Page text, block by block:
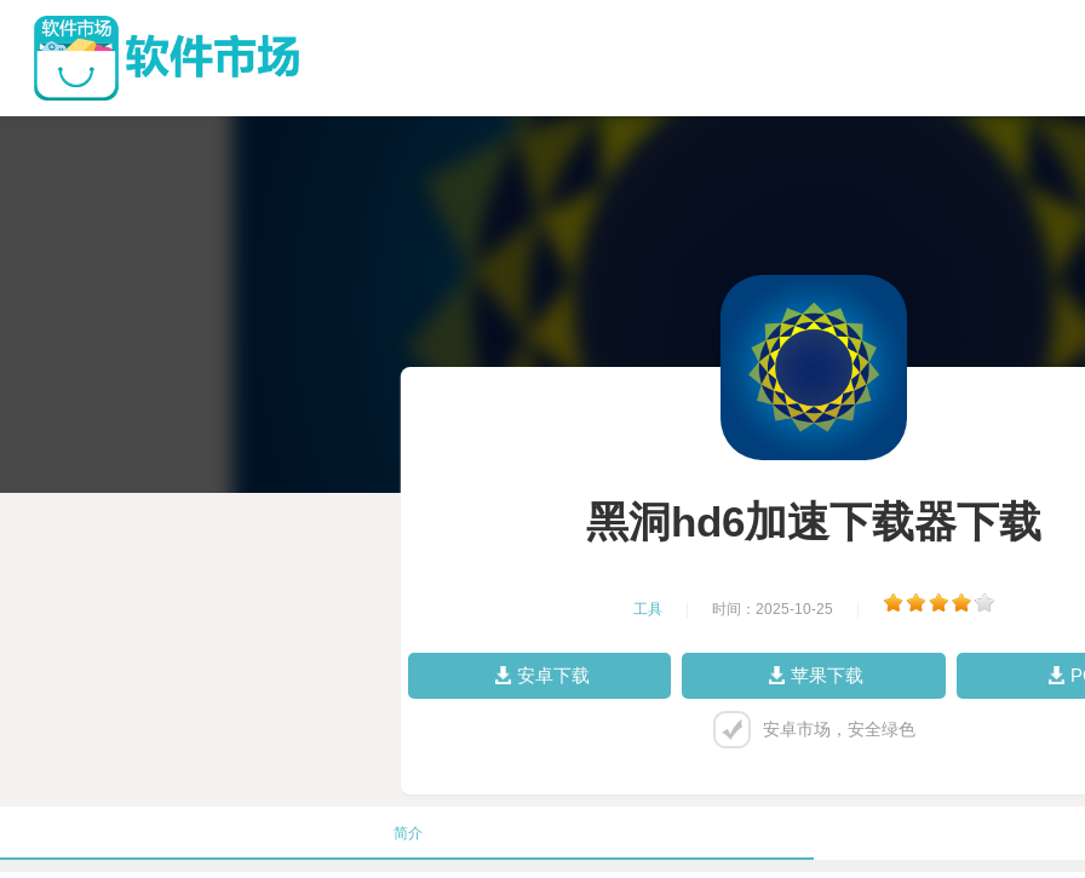
黑洞hd6加速下载器下载
工具 时间：2025-10-25
安卓下载 苹果下载
安卓市场，安全绿色
简介